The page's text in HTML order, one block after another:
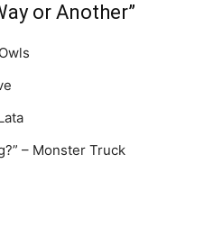
or Another”
– Monster Truck